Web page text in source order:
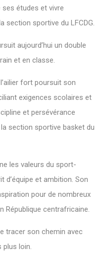
ses études et vivre
section sportive du LFCDG.
aujourd’hui un double
et en classe.
fort poursuit son
exigences scolaires et
et persévérance
section sportive basket du
les valeurs du sport-
d’équipe et ambition. Son
pour de nombreux
République centrafricaine.
tracer son chemin avec
plus loin.